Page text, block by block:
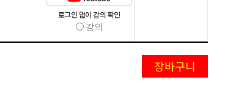
로그인 없이 강의 확인
강의